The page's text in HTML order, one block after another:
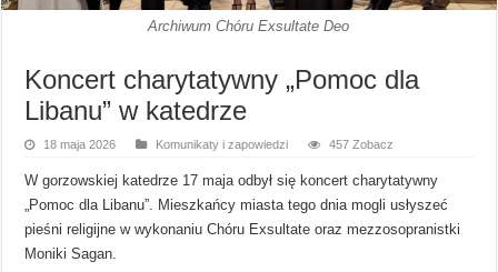
Archiwum Chóru Exsultate Deo
Koncert charytatywny „Pomoc dla
Libanu” w katedrze
18 maja 2026 Komunikaty i zapowiedzi 457 Zobacz
W gorzowskiej katedrze 17 maja odbył się koncert charytatywny
„Pomoc dla Libanu”. Mieszkańcy miasta tego dnia mogli usłyszeć
pieśni religijne w wykonaniu Chóru Exsultate oraz mezzosopranistki
Moniki Sagan.